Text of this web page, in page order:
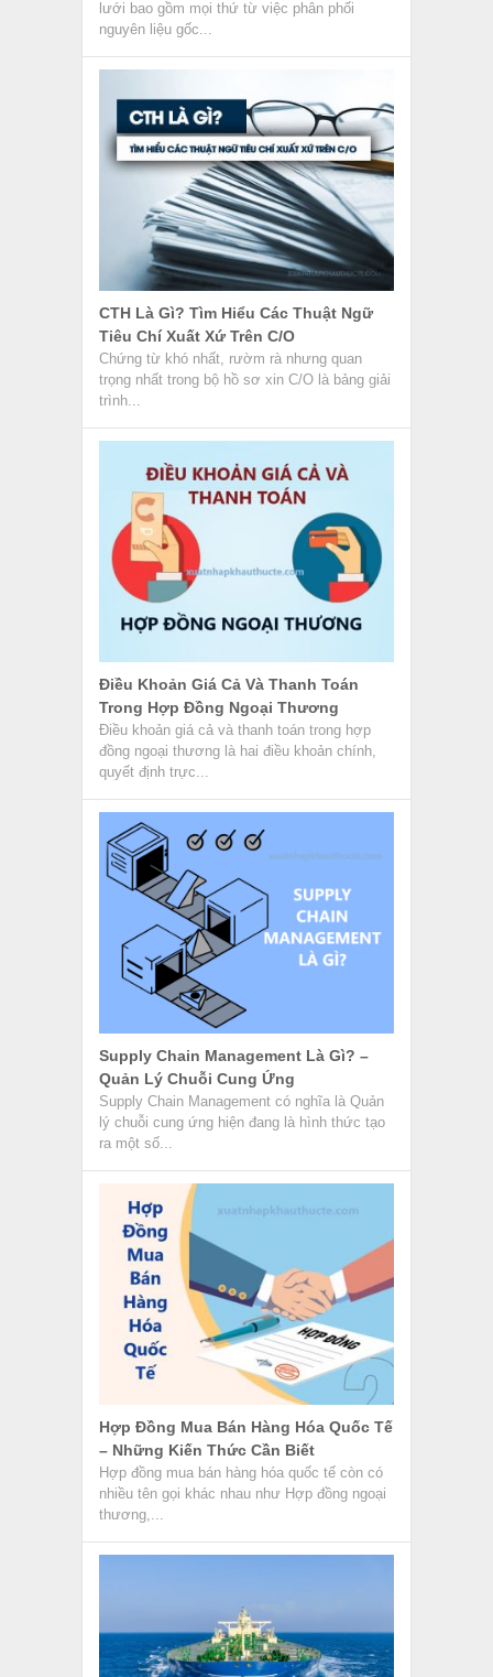
lưới bao gồm mọi thứ từ việc phân phối
nguyên liệu gốc...
CTH Là Gì? Tìm Hiểu Các Thuật Ngữ
Tiêu Chí Xuất Xứ Trên C/O
Chứng từ khó nhất, rườm rà nhưng quan
trọng nhất trong bộ hồ sơ xin C/O là bảng giải
trình...
Điều Khoản Giá Cả Và Thanh Toán
Trong Hợp Đồng Ngoại Thương
Điều khoản giá cả và thanh toán trong hợp
đồng ngoại thương là hai điều khoản chính,
quyết định trực...
Supply Chain Management Là Gì? –
Quản Lý Chuỗi Cung Ứng
Supply Chain Management có nghĩa là Quản
lý chuỗi cung ứng hiện đang là hình thức tạo
ra một số...
Hợp Đồng Mua Bán Hàng Hóa Quốc Tế
– Những Kiến Thức Cần Biết
Hợp đồng mua bán hàng hóa quốc tế còn có
nhiều tên gọi khác nhau như Hợp đồng ngoại
thương,...